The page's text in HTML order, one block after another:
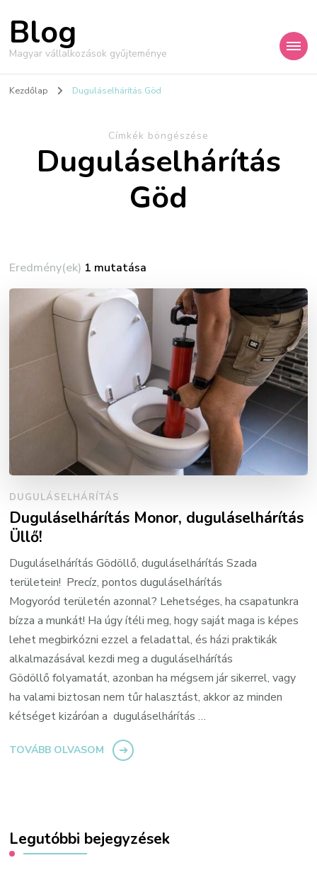
Blog
Magyar vállalkozások gyűjteménye
Kezdőlap Duguláselhárítás Göd
Címkék böngészése
Duguláselhárítás
Göd
Eredmény(ek) 1 mutatása
DUGULÁSELHÁRÍTÁS
Duguláselhárítás Monor, duguláselhárítás
Üllő!
Duguláselhárítás Gödöllő, duguláselhárítás Szada
területein! Precíz, pontos duguláselhárítás
Mogyoród területén azonnal? Lehetséges, ha csapatunkra
bízza a munkát! Ha úgy ítéli meg, hogy saját maga is képes
lehet megbirkózni ezzel a feladattal, és házi praktikák
alkalmazásával kezdi meg a duguláselhárítás
Gödöllő folyamatát, azonban ha mégsem jár sikerrel, vagy
ha valami biztosan nem tűr halasztást, akkor az minden
kétséget kizáróan a duguláselhárítás …
TOVÁBB OLVASOM
Legutóbbi bejegyzések